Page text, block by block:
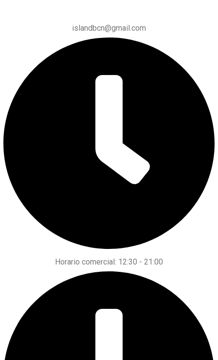
islandbcn@gmail.com
Horario comercial: 12:30 - 21:00